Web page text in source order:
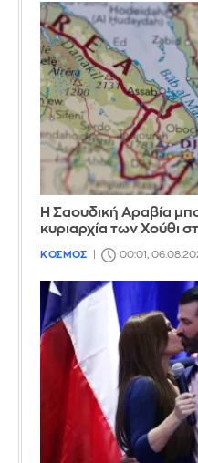
Η Σαουδική Αραβία
κυριαρχία των Χούθι
ΚΟΣΜΟΣ 00:01,